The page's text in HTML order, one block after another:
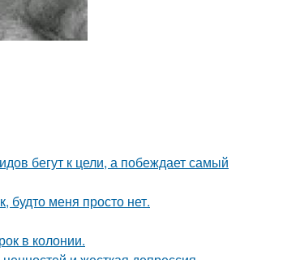
бегут к цели, а побеждает самый
будто меня просто нет.
в колонии.